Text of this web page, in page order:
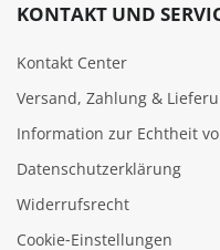
KONTAKT UND
Kontakt Center
Versand, Zahlung &
Information zur Echtheit
Datenschutzerklärung
Widerrufsrecht
Cookie‑Einstellungen